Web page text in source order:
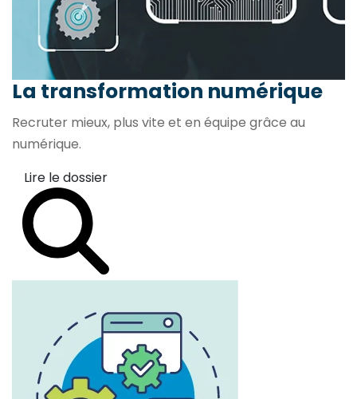
La transformation numérique
Recruter mieux, plus vite et en équipe grâce au
numérique.
Lire le dossier